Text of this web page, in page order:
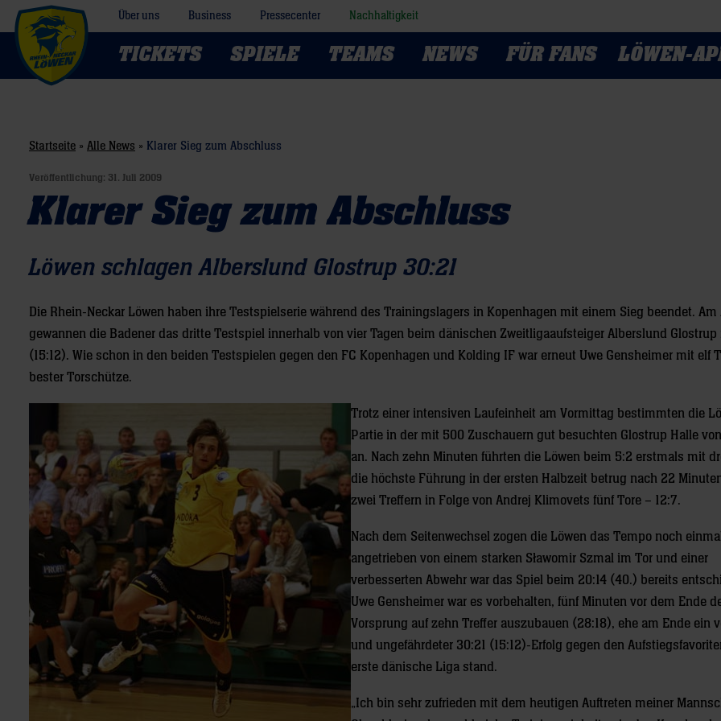
Über uns Business Pressecenter Nachhaltigkeit
TICKETS SPIELE TEAMS NEWS FÜR FANS LÖWEN-
Startseite » Alle News » Klarer Sieg zum Abschluss
Veröffentlichung: 31. Juli 2009
Klarer Sieg zum Abschluss
Löwen schlagen Alberslund Glostrup 30:21
Die Rhein-Neckar Löwen haben ihre Testspielserie während des Trainingslagers in Kopenhagen mit einem Sieg beendet. Am
gewannen die Badener das dritte Testspiel innerhalb von vier Tagen beim dänischen Zweitligaaufsteiger Alberslund Glostrup
(15:12). Wie schon in den beiden Testspielen gegen den FC Kopenhagen und Kolding IF war erneut Uwe Gensheimer mit elf
bester Torschütze.
Trotz einer intensiven Laufeinheit am Vormittag bestimmten die
Partie in der mit 500 Zuschauern gut besuchten Glostrup Halle
an. Nach zehn Minuten führten die Löwen beim 5:2 erstmals mit
die höchste Führung in der ersten Halbzeit betrug nach 22
zwei Treffern in Folge von Andrej Klimovets fünf Tore – 12:7.
Nach dem Seitenwechsel zogen die Löwen das Tempo noch
angetrieben von einem starken Sławomir Szmal im Tor und einer
verbesserten Abwehr war das Spiel beim 20:14 (40.) bereits
Uwe Gensheimer war es vorbehalten, fünf Minuten vor dem Ende
Vorsprung auf zehn Treffer auszubauen (28:18), ehe am Ende ein
und ungefährdeter 30:21 (15:12)-Erfolg gegen den
erste dänische Liga stand.
„Ich bin sehr zufrieden mit dem heutigen Auftreten meiner